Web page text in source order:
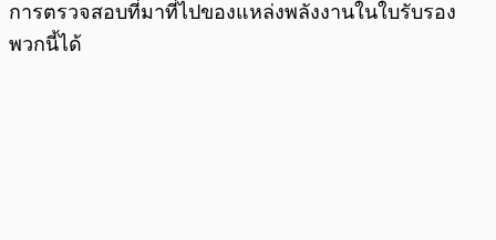
การตรวจสอบที่มาที่ไปของแหล่งพลังงานในใบรับรอง
พวกนี้ได้